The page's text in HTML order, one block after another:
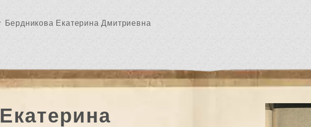
Бердникова Екатерина Дмитриевна
Екатерина